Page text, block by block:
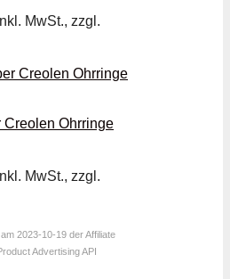
MwSt., zzgl.
Ohrringe
MwSt., zzgl.
2023-10-19 der Affiliate
Advertising API